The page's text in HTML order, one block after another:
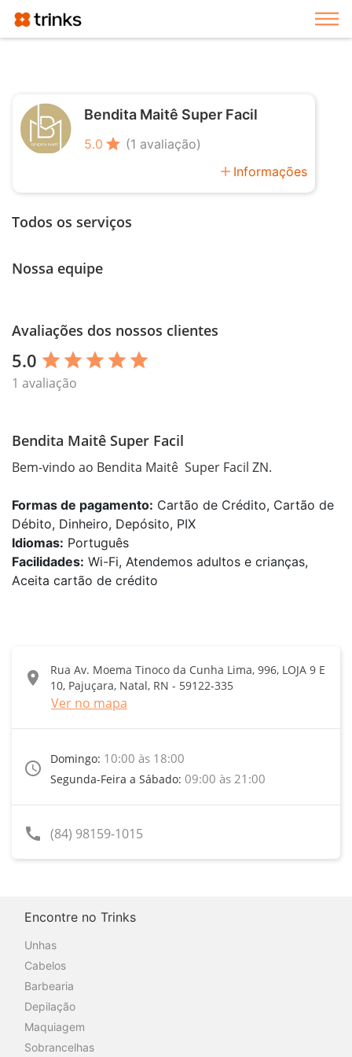
Bendita Maitê Super Facil
5.0 star (1 avaliação)
add Informações
Todos os serviços
Nossa equipe
Avaliações dos nossos clientes
5.0 star star star star star
1 avaliação
Bendita Maitê Super Facil
Bem-vindo ao Bendita Maitê  Super Facil ZN.
Formas de pagamento: Cartão de Crédito, Cartão de
Débito, Dinheiro, Depósito, PIX
Idiomas: Português
Facilidades: Wi-Fi, Atendemos adultos e crianças,
Aceita cartão de crédito
location_on
Rua Av. Moema Tinoco da Cunha Lima, 996, LOJA 9 E
10, Pajuçara, Natal, RN - 59122-335
Ver no mapa
access_time
Domingo: 10:00 às 18:00
Segunda-Feira a Sábado: 09:00 às 21:00
call (84) 98159-1015
Encontre no Trinks
Unhas
Cabelos
Barbearia
Depilação
Maquiagem
Sobrancelhas